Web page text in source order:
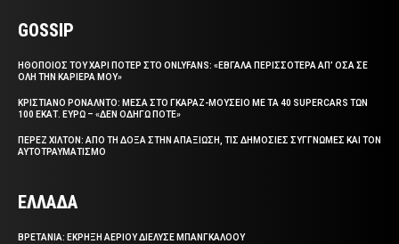
GOSSIP
ΗΘΟΠΟΙΟΣ ΤΟΥ ΧΑΡΙ ΠΟΤΕΡ ΣΤΟ ONLYFANS: «ΕΒΓΑΛΑ ΠΕΡΙΣΣΟΤΕΡΑ ΑΠ’ ΟΣΑ ΣΕ
ΟΛΗ ΤΗΝ ΚΑΡΙΕΡΑ ΜΟΥ»
ΚΡΙΣΤΙΑΝΟ ΡΟΝΑΛΝΤΟ: ΜΕΣΑ ΣΤΟ ΓΚΑΡΑΖ-ΜΟΥΣΕΙΟ ΜΕ ΤΑ 40 SUPERCARS ΤΩΝ
100 ΕΚΑΤ. ΕΥΡΩ – «ΔΕΝ ΟΔΗΓΩ ΠΟΤΕ»
ΠΕΡΕΖ ΧΙΛΤΟΝ: ΑΠΟ ΤΗ ΔΟΞΑ ΣΤΗΝ ΑΠΑΞΙΩΣΗ, ΤΙΣ ΔΗΜΟΣΙΕΣ ΣΥΓΓΝΩΜΕΣ ΚΑΙ ΤΟΝ
ΑΥΤΟΤΡΑΥΜΑΤΙΣΜΟ
ΕΛΛΑΔΑ
ΒΡΕΤΑΝΙΑ: ΕΚΡΗΞΗ ΑΕΡΙΟΥ ΔΙΕΛΥΣΕ ΜΠΑΝΓΚΑΛΟΟΥ